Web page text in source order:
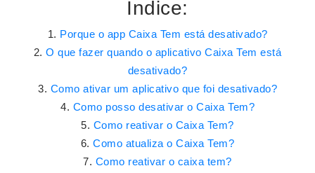
Índice:
Porque o app Caixa Tem está desativado?
O que fazer quando o aplicativo Caixa Tem está
desativado?
Como ativar um aplicativo que foi desativado?
Como posso desativar o Caixa Tem?
Como reativar o Caixa Tem?
Como atualiza o Caixa Tem?
Como reativar o caixa tem?